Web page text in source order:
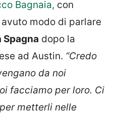
Bagnaia, con
modo di parlare
Spagna dopo la
ad Austin. “Credo
da noi
facciamo per loro. Ci
metterli nelle